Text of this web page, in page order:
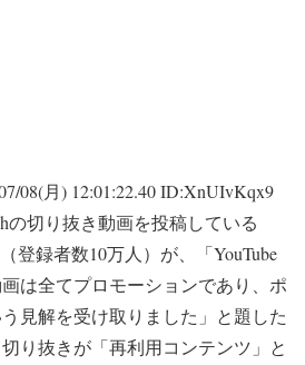
08(月) 12:01:22.40 ID:XnUIvKqx9
の切り抜き動画を投稿している
登録者数10万人）が、「YouTube
は全てプロモーションであり、ポ
見解を受け取りました」と題した
り抜きが「再利用コンテンツ」と